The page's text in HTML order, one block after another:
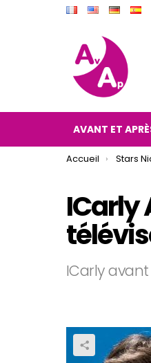
AVANT ET
You are here:
Accueil Stars
ICarly
ICarly